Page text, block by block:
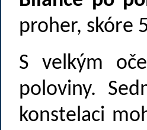
proher, skóre
S velkým
poloviny.
konstelaci